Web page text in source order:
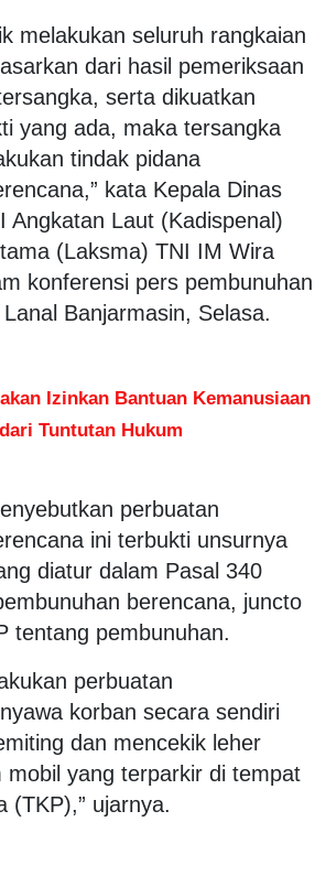
melakukan seluruh rangkaian
dari hasil pemeriksaan
serta dikuatkan
yang ada, maka tersangka
tindak pidana
kata Kepala Dinas
Angkatan Laut (Kadispenal)
(Laksma) TNI IM Wira
konferensi pers pembunuhan
Banjarmasin, Selasa.
Izinkan Bantuan Kemanusiaan
Tuntutan Hukum
perbuatan
ini terbukti unsurnya
diatur dalam Pasal 340
berencana, juncto
tentang pembunuhan.
perbuatan
korban secara sendiri
dan mencekik leher
mobil yang terparkir di tempat
(TKP),” ujarnya.